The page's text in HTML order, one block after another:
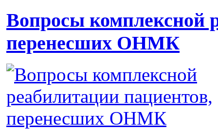
Вопросы комплексной
перенесших ОНМК